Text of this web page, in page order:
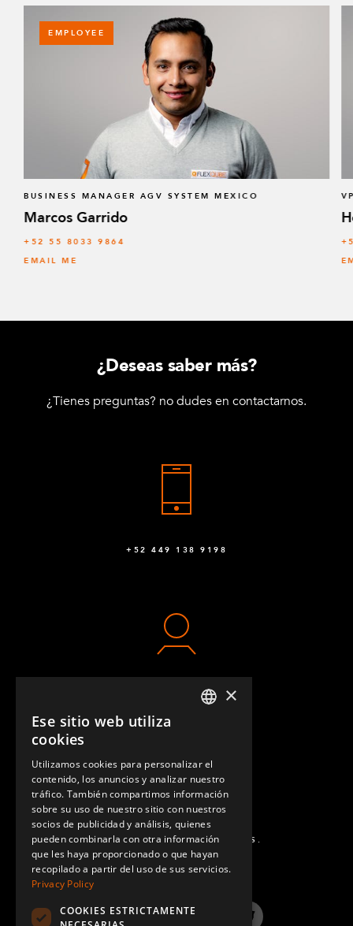
EMPLOYEE
BUSINESS MANAGER AGV SYSTEM MEXICO
Marcos Garrido
+52 55 8033 9864
EMAIL ME
¿Deseas saber más?
¿Tienes preguntas? no dudes en contactarnos.
+52 449 138 9198
CONTACTO
PREGUNTAS MÁS FRECUENTES.
×
Ese sitio web utiliza
cookies
Utilizamos cookies para personalizar el
contenido, los anuncios y analizar nuestro
tráfico. También compartimos información
sobre su uso de nuestro sitio con nuestros
socios de publicidad y análisis, quienes
pueden combinarla con otra información
que les haya proporcionado o que hayan
recopilado a partir del uso de sus servicios.
Privacy Policy
COOKIES ESTRICTAMENTE